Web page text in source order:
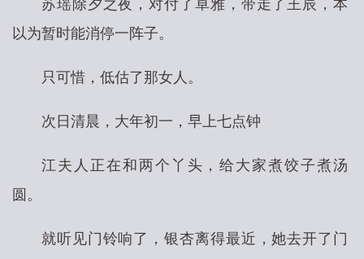
苏瑶除夕之夜，对付了卓雅，带走了王辰，本
以为暂时能消停一阵子。
只可惜，低估了那女人。
次日清晨，大年初一，早上七点钟
江夫人正在和两个丫头，给大家煮饺子煮汤
圆。
就听见门铃响了，银杏离得最近，她去开了门